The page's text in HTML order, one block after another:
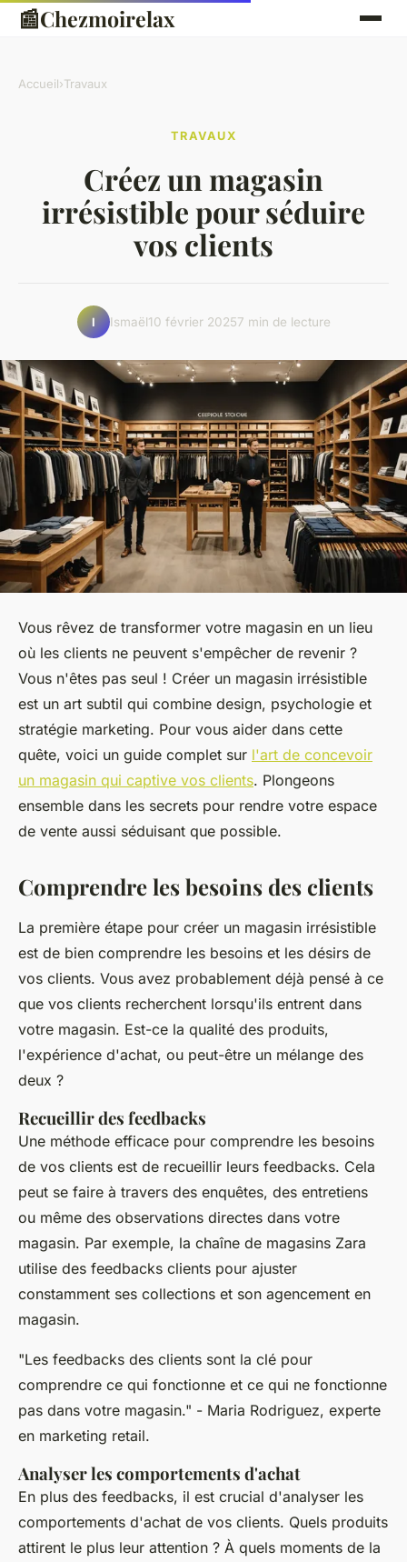
📰Chezmoirelax
Accueil›Travaux
TRAVAUX
Créez un magasin
irrésistible pour séduire
vos clients
I Ismaël10 février 20257 min de lecture
Vous rêvez de transformer votre magasin en un lieu
où les clients ne peuvent s'empêcher de revenir ?
Vous n'êtes pas seul ! Créer un magasin irrésistible
est un art subtil qui combine design, psychologie et
stratégie marketing. Pour vous aider dans cette
quête, voici un guide complet sur l'art de concevoir
un magasin qui captive vos clients. Plongeons
ensemble dans les secrets pour rendre votre espace
de vente aussi séduisant que possible.
Comprendre les besoins des clients
La première étape pour créer un magasin irrésistible
est de bien comprendre les besoins et les désirs de
vos clients. Vous avez probablement déjà pensé à ce
que vos clients recherchent lorsqu'ils entrent dans
votre magasin. Est-ce la qualité des produits,
l'expérience d'achat, ou peut-être un mélange des
deux ?
Recueillir des feedbacks
Une méthode efficace pour comprendre les besoins
de vos clients est de recueillir leurs feedbacks. Cela
peut se faire à travers des enquêtes, des entretiens
ou même des observations directes dans votre
magasin. Par exemple, la chaîne de magasins Zara
utilise des feedbacks clients pour ajuster
constamment ses collections et son agencement en
magasin.
"Les feedbacks des clients sont la clé pour
comprendre ce qui fonctionne et ce qui ne fonctionne
pas dans votre magasin." - Maria Rodriguez, experte
en marketing retail.
Analyser les comportements d'achat
En plus des feedbacks, il est crucial d'analyser les
comportements d'achat de vos clients. Quels produits
attirent le plus leur attention ? À quels moments de la